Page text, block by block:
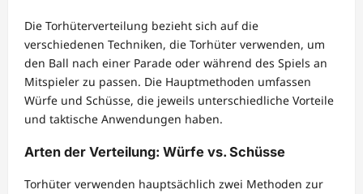
Die Torhüterverteilung bezieht sich auf die
verschiedenen Techniken, die Torhüter verwenden, um
den Ball nach einer Parade oder während des Spiels an
Mitspieler zu passen. Die Hauptmethoden umfassen
Würfe und Schüsse, die jeweils unterschiedliche Vorteile
und taktische Anwendungen haben.
Arten der Verteilung: Würfe vs. Schüsse
Torhüter verwenden hauptsächlich zwei Methoden zur